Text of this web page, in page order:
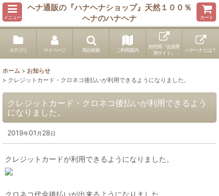
メニュー
ヘナ通販の『ハナヘナショップ』天然１００％
ヘナのハナヘナ
カート
カテゴリ マイページ 商品検索 ご利用案内
卸売用『会員専
用サイト』
ハナヘナとは？
ホーム > お知らせ
> クレジットカード・クロネコ後払いが利用できるようになりました。
クレジットカード・クロネコ後払いが利用できるよう
になりました。
2019年01 月 28日
クレジットカードが利用できるようになりました。